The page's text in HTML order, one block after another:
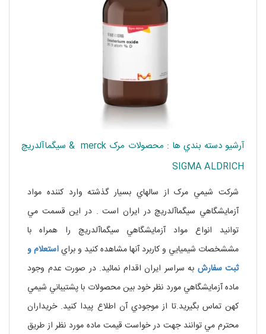
آرشيو دسته بندي ها : محصولات مرک merck & سيگماآلدريچ
SIGMA ALDRICH
شرکت شيمي مرک از سالهاي بسيار گذشته وارد کننده مواد
آزمايشگاهي سيگماآلدريچ در ايران است . در اين قسمت مي
توانيد انواع مواد آزمايشگاهي سيگماآلدريچ را همراه با
مششخصات شيميايي و کاربرد آنها مشاهده کنيد و براياستعلام و
ثبت سفارش به سراسر ايران اقدام نمائيد. در صورت عدم وجود
ماده آزمايشگاهي مورد نظر خود بين محصولات با پشتيباني شيمي
کهن تماس بگيريد.تا از موجودي آن اطلاع پيدا کنيد. خريداران
محترم مي توانند جهت در خواست قيمت ماده مورد نظر از طريق